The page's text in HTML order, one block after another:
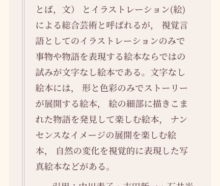
とば，文） とイラストレーション(絵)
による総合芸術と呼ばれるが， 視覚言
語としてのイラストレーションのみで
事物や物語を表現する絵本ならではの
試みが文字なし絵本である。文字なし
絵本には， 形と色彩のみでストーリー
が展開する絵本， 絵の細部に描きこま
れた物語を発見して楽しむ絵本， ナン
センスなイメージの展開を楽しむ絵
本， 自然の変化を視覚的に表現した写
真絵本などがある。